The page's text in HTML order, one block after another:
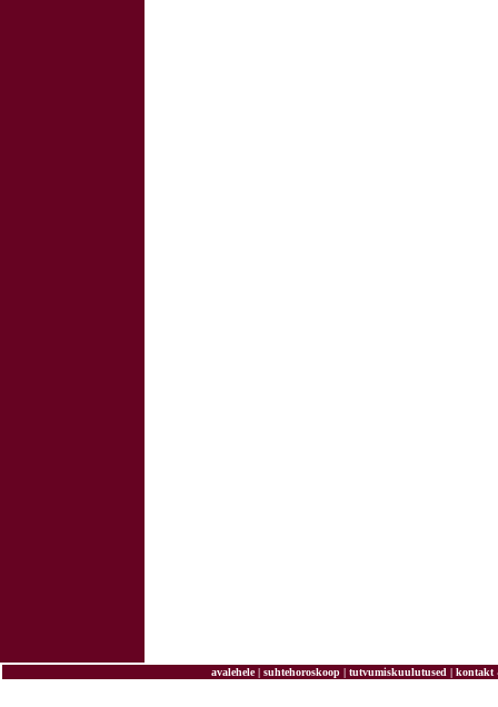
avalehele| suhtehoroskoop| tutvumiskuulutused | kontakt